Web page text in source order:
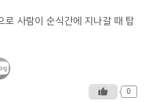
로 사람이 순식간에 지나갈 때 탑
0